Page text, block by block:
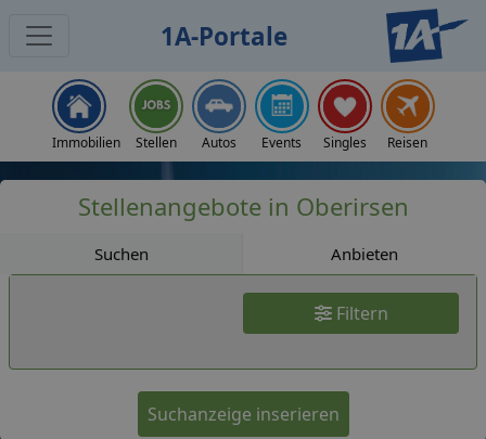
1A-Portale
Immobilien Stellen Autos Events Singles Reisen
Stellenangebote in Oberirsen
Suchen Anbieten
Filtern
Suchanzeige inserieren